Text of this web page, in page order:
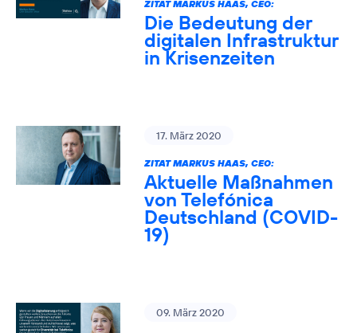
ZITAT MARKUS HAAS, CEO:
Die Bedeutung der
digitalen Infrastruktur
in Krisenzeiten
17. März 2020
ZITAT MARKUS HAAS, CEO:
Aktuelle Maßnahmen
von Telefónica
Deutschland (COVID-
19)
09. März 2020